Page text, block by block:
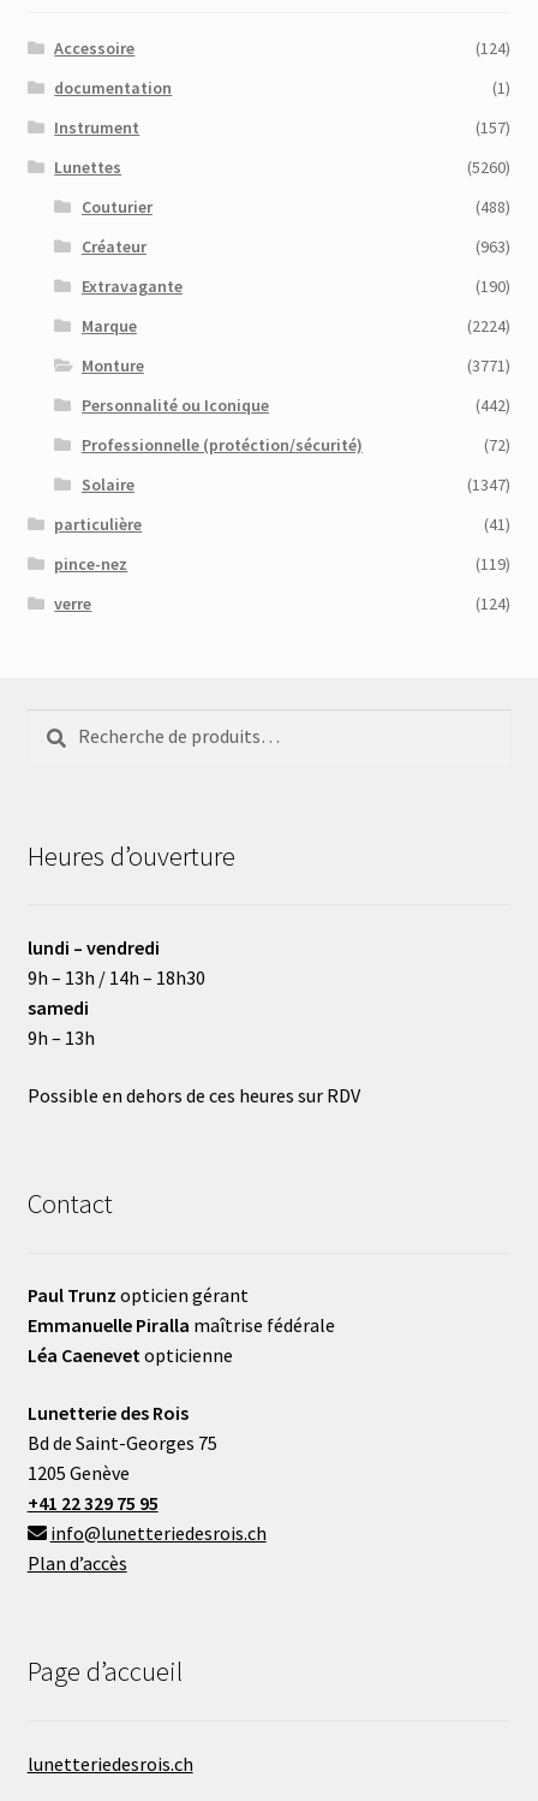
Accessoire
(124)
documentation
(1)
Instrument
(157)
Lunettes
(5260)
Couturier
(488)
Créateur
(963)
Extravagante
(190)
Marque
(2224)
Monture
(3771)
Personnalité ou Iconique
(442)
Professionnelle (protéction/sécurité)
(72)
Solaire
(1347)
particulière
(41)
pince-nez
(119)
verre
(124)
pour :
Heures d’ouverture
lundi – vendredi
9h – 13h / 14h – 18h30
samedi
9h – 13h
Possible en dehors de ces heures sur RDV
Contact
Paul Trunz opticien gérant
Emmanuelle Piralla maîtrise fédérale
Léa Caenevetopticienne
Lunetterie des Rois
Bd de Saint-Georges 75
1205 Genève
+41 22 329 75 95
info@lunetteriedesrois.ch
Plan d’accès
Page d’accueil
lunetteriedesrois.ch